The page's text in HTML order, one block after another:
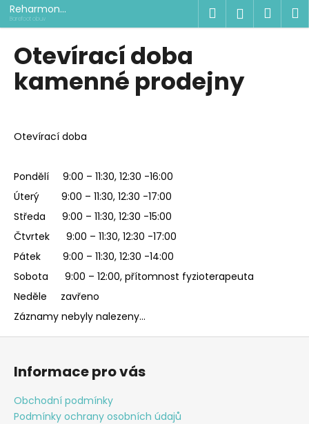
Přejít
na
obsah
Reharmon
shop
Barefoot obuv Hledat
Otevírací doba
kamenné prodejny
Otevírací doba
Pondělí 9:00 – 11:30, 12:30 -16:00
Úterý 9:00 – 11:30, 12:30 -17:00
Středa 9:00 – 11:30, 12:30 -15:00
Čtvrtek 9:00 – 11:30, 12:30 -17:00
Pátek 9:00 – 11:30, 12:30 -14:00
Sobota 9:00 – 12:00, přítomnost fyzioterapeuta
Neděle zavřeno
Záznamy nebyly nalezeny...
K
o
C
o
o
t
e
b
u
j
e
t
e
n
a
j
í
t
?
Z
Informace pro vás
Obchodní podmínky
Podmínky ochrany osobních údajů